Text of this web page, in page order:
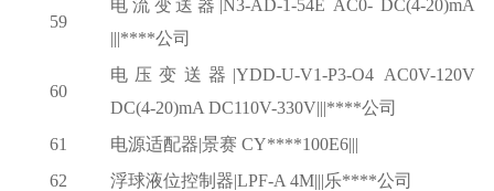
59
电流变送器 |N3-AD-1-54E AC0- DC(4-20)mA
|||****公司
60
电压变送器 |YDD-U-V1-P3-O4 AC0V-120V
DC(4-20)mA DC110V-330V|||****公司
61
电源适配器|景赛 CY****100E6|||
62
浮球液位控制器|LPF-A 4M|||乐****公司